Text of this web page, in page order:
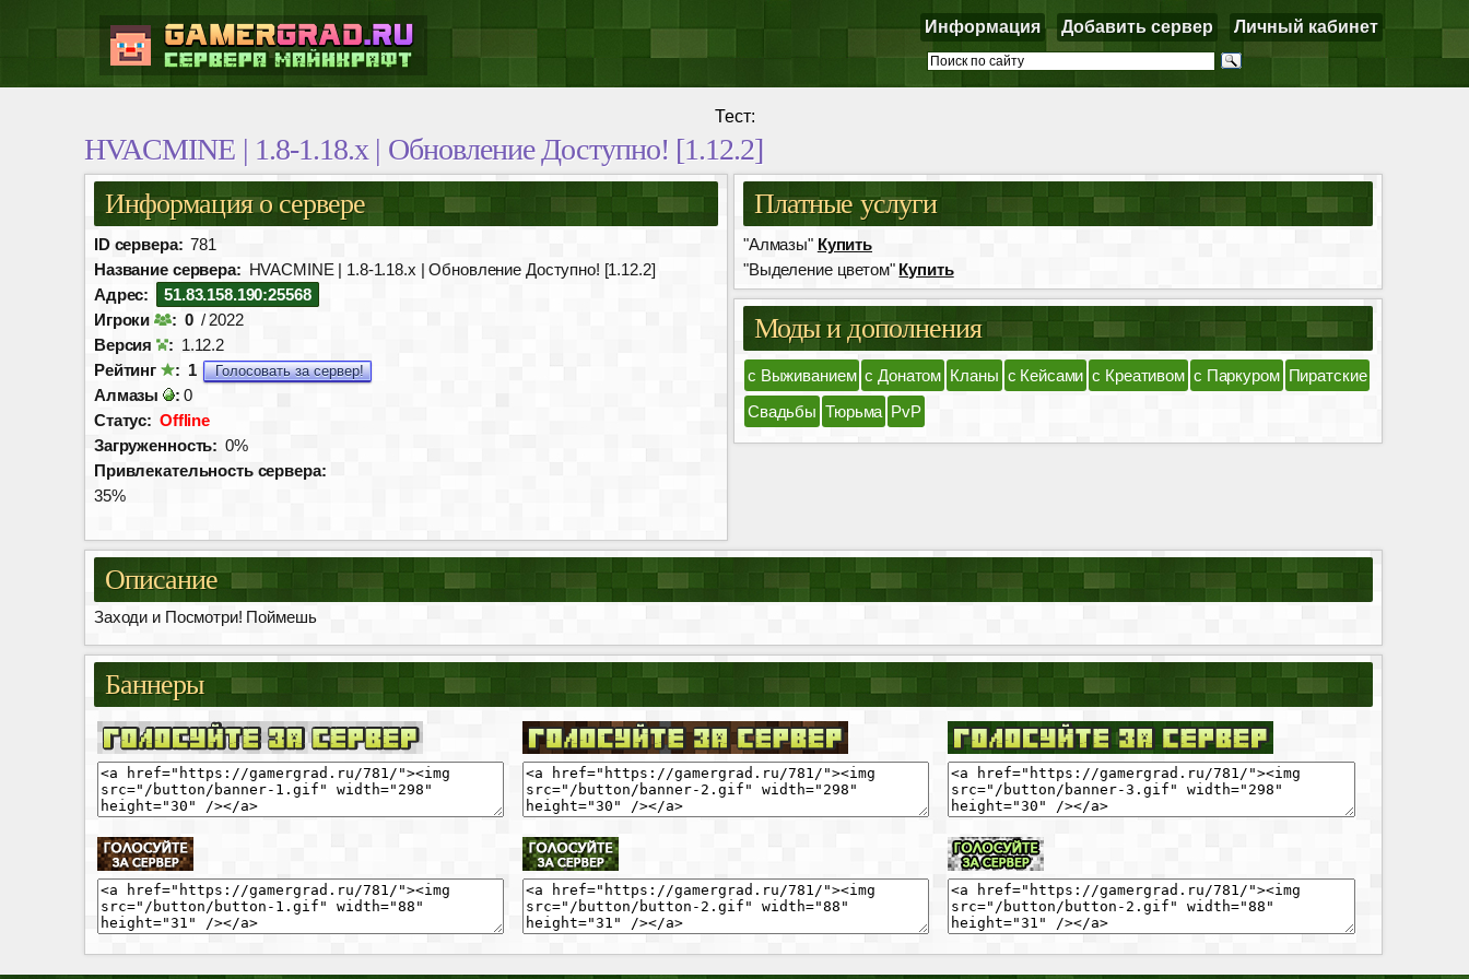
Информация Добавить сервер Личный кабинет
Тест:
HVACMINE | 1.8-1.18.x | Обновление Доступно! [1.12.2]
Информация о сервере
ID сервера: 781
Название сервера: HVACMINE | 1.8-1.18.x | Обновление Доступно! [1.12.2]
Адрес:
51.83.158.190:25568
Игроки
: 0 / 2022
Версия
: 1.12.2
Рейтинг
: 1 Голосовать за сервер!
Алмазы : 0
Статус: Offline
Загруженность: 0%
Привлекательность сервера:
35%
Платные услуги
"Алмазы" Купить
"Выделение цветом" Купить
Моды и дополнения
с Выживанием с Донатом Кланы с Кейсами с Креативом с Паркуром Пиратские
Свадьбы Тюрьма PvP
Описание
Заходи и Посмотри! Поймешь
Баннеры